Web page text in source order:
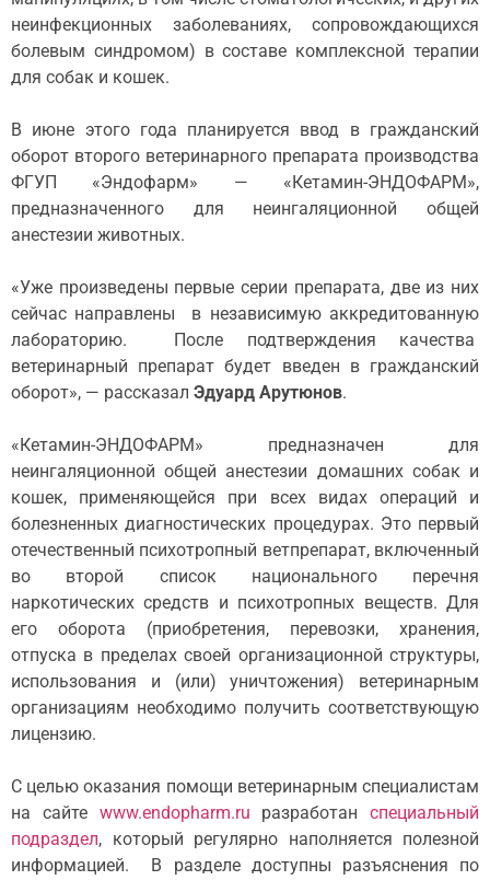
неинфекционных заболеваниях, сопровождающихся
болевым синдромом) в составе комплексной терапии
для собак и кошек.
В июне этого года планируется ввод в гражданский
оборот второго ветеринарного препарата производства
ФГУП «Эндофарм» — «Кетамин-ЭНДОФАРМ»,
предназначенного для неингаляционной общей
анестезии животных.
«Уже произведены первые серии препарата, две из них
сейчас направлены в независимую аккредитованную
лабораторию. После подтверждения качества
ветеринарный препарат будет введен в гражданский
оборот», — рассказал Эдуард Арутюнов.
«Кетамин-ЭНДОФАРМ» предназначен для
неингаляционной общей анестезии домашних собак и
кошек, применяющейся при всех видах операций и
болезненных диагностических процедурах. Это первый
отечественный психотропный ветпрепарат, включенный
во второй список национального перечня
наркотических средств и психотропных веществ. Для
его оборота (приобретения, перевозки, хранения,
отпуска в пределах своей организационной структуры,
использования и (или) уничтожения) ветеринарным
организациям необходимо получить соответствующую
лицензию.
С целью оказания помощи ветеринарным специалистам
на сайте www.endopharm.ru разработан специальный
подраздел, который регулярно наполняется полезной
информацией. В разделе доступны разъяснения по